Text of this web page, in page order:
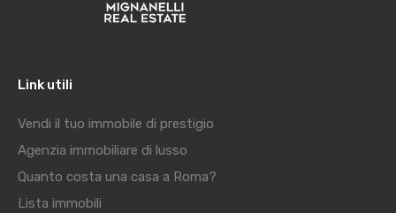
Link utili
Vendi il tuo immobile di prestigio
Agenzia immobiliare di lusso
Quanto costa una casa a Roma?
Lista immobili